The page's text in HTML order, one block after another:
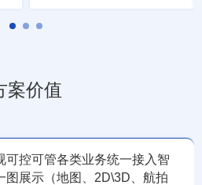
案价值
可控可管各类业务统一接入智
图展示（地图、2D\3D、航拍